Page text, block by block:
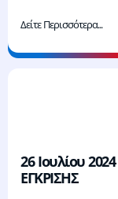
Δείτε Περισσότερα...
26 Ιουλίου
ΕΓΚΡΙΣΗΣ